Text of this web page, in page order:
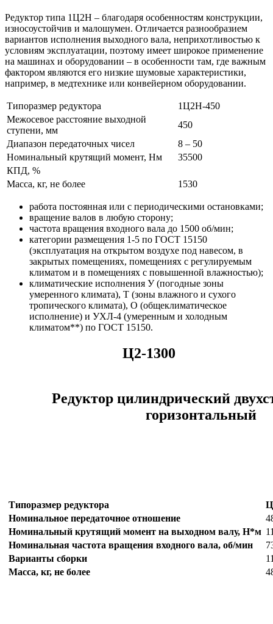
Редуктор типа 1Ц2Н – благодаря особенностям конструкции,
износоустойчив и малошумен. Отличается разнообразием
вариантов исполнения выходного вала, неприхотливостью к
условиям эксплуатации, поэтому имеет широкое применение
на машинах и оборудовании – в особенности там, где важным
фактором являются его низкие шумовые характеристики,
например, в медтехнике или конвейерном оборудовании.
Типоразмер редуктора
1Ц2Н-450
Межосевое расстояние выходной
ступени, мм
450
Диапазон передаточных чисел
8 – 50
Номинальный крутящий момент, Нм
35500
КПД, %
Масса, кг, не более
1530
работа постоянная или с периодическими остановками;
вращение валов в любую сторону;
частота вращения входного вала до 1500 об/мин;
категории размещения 1-5 по ГОСТ 15150
(эксплуатация на открытом воздухе под навесом, в
закрытых помещениях, помещениях с регулируемым
климатом и в помещениях с повышенной влажностью);
климатические исполнения У (погодные зоны
умеренного климата), Т (зоны влажного и сухого
тропического климата), О (общеклиматическое
исполнение) и УХЛ-4 (умеренным и холодным
климатом**) по ГОСТ 15150.
Ц2-1300
Редуктор цилиндрический
горизонтальный
Типоразмер редуктора
Номинальное передаточное отношение
Номинальный крутящий момент на выходном валу, Н*м
Номинальная частота вращения входного вала, об/мин
Варианты сборки
Масса, кг, не более